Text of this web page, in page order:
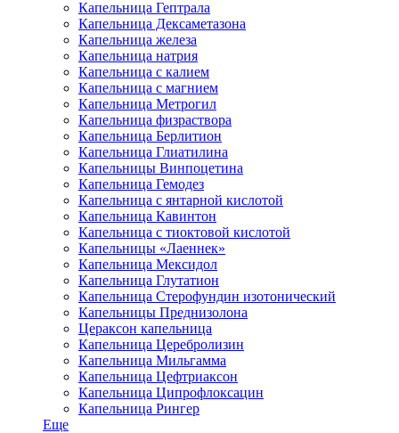
Капельница Гептрала
Капельница Дексаметазона
Капельница железа
Капельница натрия
Капельница с калием
Капельница с магнием
Капельница Метрогил
Капельница физраствора
Капельница Берлитион
Капельница Глиатилина
Капельницы Винпоцетина
Капельница Гемодез
Капельница с янтарной кислотой
Капельница Кавинтон
Капельница с тиоктовой кислотой
Капельницы «Лаеннек»
Капельница Мексидол
Капельница Глутатион
Капельница Стерофундин изотонический
Капельницы Преднизолона
Цераксон капельница
Капельница Церебролизин
Капельница Мильгамма
Капельница Цефтриаксон
Капельница Ципрофлоксацин
Капельница Рингер
Еще